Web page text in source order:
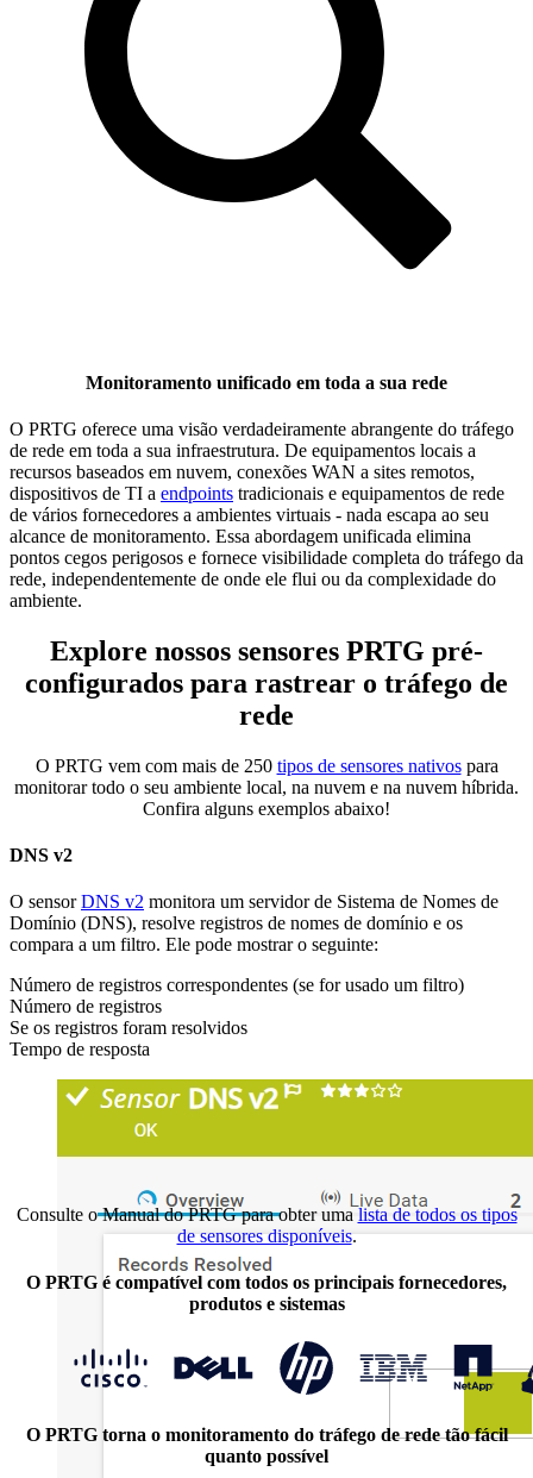
Monitoramento unificado em toda a sua rede
O PRTG oferece uma visão verdadeiramente abrangente do tráfego
de rede em toda a sua infraestrutura. De equipamentos locais a
recursos baseados em nuvem, conexões WAN a sites remotos,
dispositivos de TI a endpoints tradicionais e equipamentos de rede
de vários fornecedores a ambientes virtuais - nada escapa ao seu
alcance de monitoramento. Essa abordagem unificada elimina
pontos cegos perigosos e fornece visibilidade completa do tráfego da
rede, independentemente de onde ele flui ou da complexidade do
ambiente.
Explore nossos sensores PRTG pré-
configurados para rastrear o tráfego de
rede
O PRTG vem com mais de 250 tipos de sensores nativospara
monitorar todo o seu ambiente local, na nuvem e na nuvem híbrida.
Confira alguns exemplos abaixo!
DNS v2
O sensorDNS v2 monitora um servidor de Sistema de Nomes de
Domínio (DNS), resolve registros de nomes de domínio e os
compara a um filtro. Ele pode mostrar o seguinte:
Número de registros correspondentes (se for usado um filtro)
Número de registros
Se os registros foram resolvidos
Tempo de resposta
Consulte o Manual do PRTG para obter uma lista de todos os tipos
de sensores disponíveis.
O PRTG é compatível com todos os principais fornecedores,
produtos e sistemas
O PRTG torna o monitoramento do tráfego de rede tão fácil
quanto possível